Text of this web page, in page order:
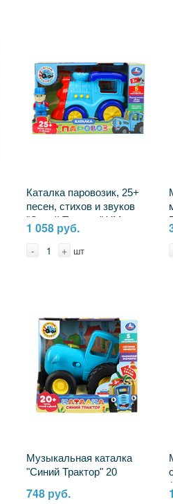
Каталка паровозик, 25+
песен, стихов и звуков
"Синий Трактор" УМка
B1968099-R
1 058 руб.
- + шт
Музыкальная каталка
"Синий Трактор" 20
свет УМка HT848-R4
748 руб.